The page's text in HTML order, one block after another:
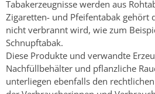
Tabakerzeugnisse werden aus
Zigaretten- und Pfeifentabak gehört
nicht verbrannt wird, wie zum
Schnupftabak.
Diese Produkte und verwandte
Nachfüllbehälter und pflanzliche
unterliegen ebenfalls den